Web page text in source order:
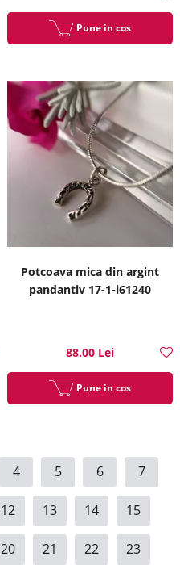
Pune in cos
Potcoava mica din argint
pandantiv 17-1-i61240
88.00 Lei
Pune in cos
4 5 6 7
12 13 14 15
20 21 22 23